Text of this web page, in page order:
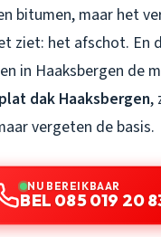
bitumen, maar het
ziet: het afschot. En
in Haaksbergen de
dak Haaksbergen,
vergeten de basis.
NU BEREIKBAAR
BEL 085 019 20